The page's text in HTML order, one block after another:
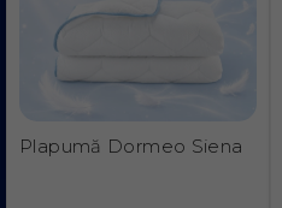
Plapumă Dormeo Siena